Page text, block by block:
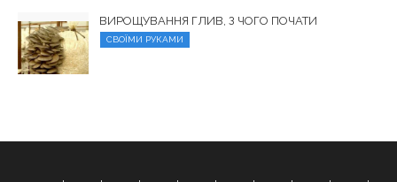
ВИРОЩУВАННЯ ГЛИВ, З ЧОГО ПОЧАТИ
СВОЇМИ РУКАМИ